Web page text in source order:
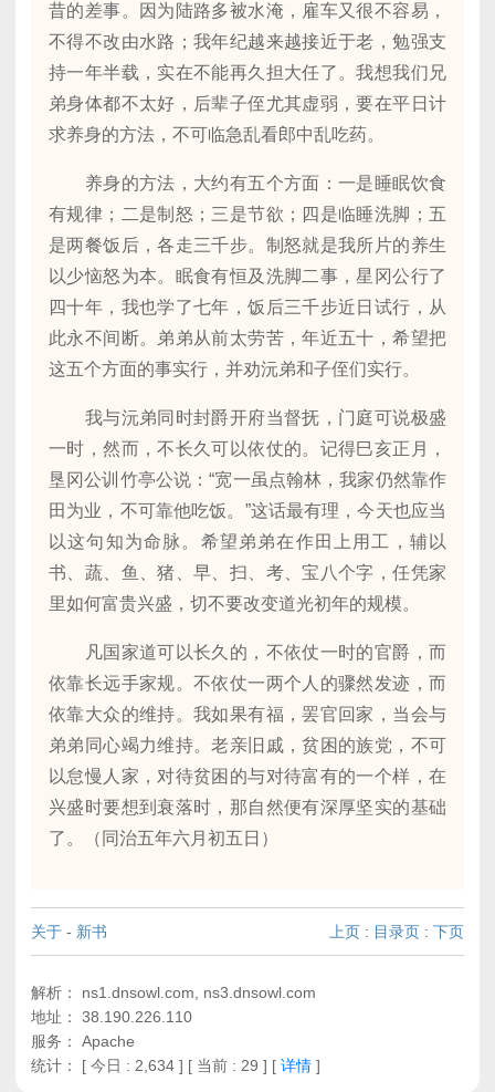
昔的差事。因为陆路多被水淹，雇车又很不容易，
不得不改由水路；我年纪越来越接近于老，勉强支
持一年半载，实在不能再久担大任了。我想我们兄
弟身体都不太好，后辈子侄尤其虚弱，要在平日计
求养身的方法，不可临急乱看郎中乱吃药。
养身的方法，大约有五个方面：一是睡眠饮食
有规律；二是制怒；三是节欲；四是临睡洗脚；五
是两餐饭后，各走三千步。制怒就是我所片的养生
以少恼怒为本。眠食有恒及洗脚二事，星冈公行了
四十年，我也学了七年，饭后三千步近日试行，从
此永不间断。弟弟从前太劳苦，年近五十，希望把
这五个方面的事实行，并劝沅弟和子侄们实行。
我与沅弟同时封爵开府当督抚，门庭可说极盛
一时，然而，不长久可以依仗的。记得巳亥正月，
垦冈公训竹亭公说：“宽一虽点翰林，我家仍然靠作
田为业，不可靠他吃饭。”这话最有理，今天也应当
以这句知为命脉。希望弟弟在作田上用工，辅以
书、蔬、鱼、猪、早、扫、考、宝八个字，任凭家
里如何富贵兴盛，切不要改变道光初年的规模。
凡国家道可以长久的，不依仗一时的官爵，而
依靠长远手家规。不依仗一两个人的骤然发迹，而
依靠大众的维持。我如果有福，罢官回家，当会与
弟弟同心竭力维持。老亲旧戚，贫困的族党，不可
以怠慢人家，对待贫困的与对待富有的一个样，在
兴盛时要想到衰落时，那自然便有深厚坚实的基础
了。（同治五年六月初五日）
关于 - 新书 上页 : 目录页 : 下页
解析： ns1.dnsowl.com, ns3.dnsowl.com
地址： 38.190.226.110
服务： Apache
统计： [ 今日 : 2,634 ] [ 当前 : 29 ] [ 详情 ]